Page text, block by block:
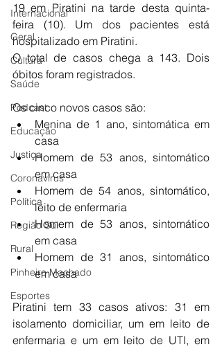
Internacional
Geral
Cultura
Saúde
Podcast
Educação
Justiça
Coronavírus
Política
Região Sul
Rural
Pinheiro Machado
Esportes
19 em Piratini na tarde desta quinta-
feira (10). Um dos pacientes está
hospitalizado em Piratini.
O total de casos chega a 143. Dois
óbitos foram registrados.
Os cinco novos casos são:
Menina de 1 ano, sintomática em
casa
Homem de 53 anos, sintomático
em casa
Homem de 54 anos, sintomático,
leito de enfermaria
Homem de 53 anos, sintomático
em casa
Homem de 31 anos, sintomático
em casa
Piratini tem 33 casos ativos: 31 em
isolamento domiciliar, um em leito de
enfermaria e um em leito de UTI, em